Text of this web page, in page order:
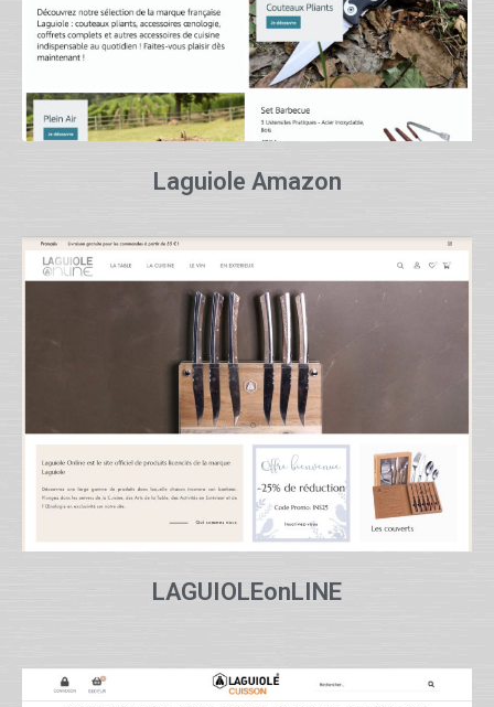
Laguiole Amazon
LAGUIOLEonLINE